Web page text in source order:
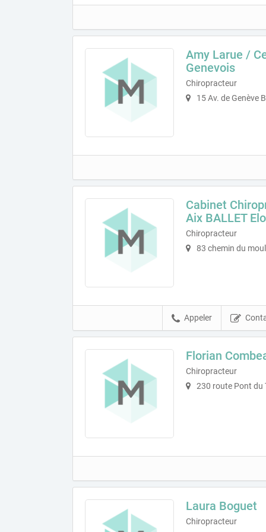
Amy Larue /
Genevois
Chiropracteur
15 Av. de Genève
Cabinet
Aix BALLET
Chiropracteur
83 chemin du
Appeler
Florian
Chiropracteur
230 route Pont du
Laura Boguet
Chiropracteur